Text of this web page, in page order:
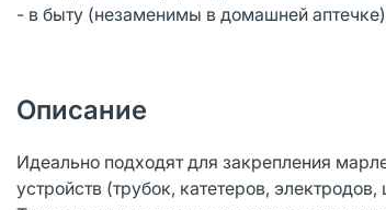
- в быту (незаменимы в домашней аптечке)
Описание
Идеально подходят для закрепления
устройств (трубок, катетеров,